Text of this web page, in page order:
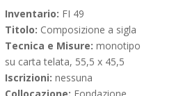
Inventario: FI 49
Titolo: Composizione a sigla
Tecnica e Misure: monotipo
su carta telata, 55,5 x 45,5
Iscrizioni: nessuna